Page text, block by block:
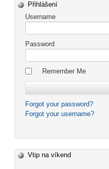
Přihlášení
Username
Password
Remember Me
Forgot your password?
Forgot your username?
Vtip na víkend